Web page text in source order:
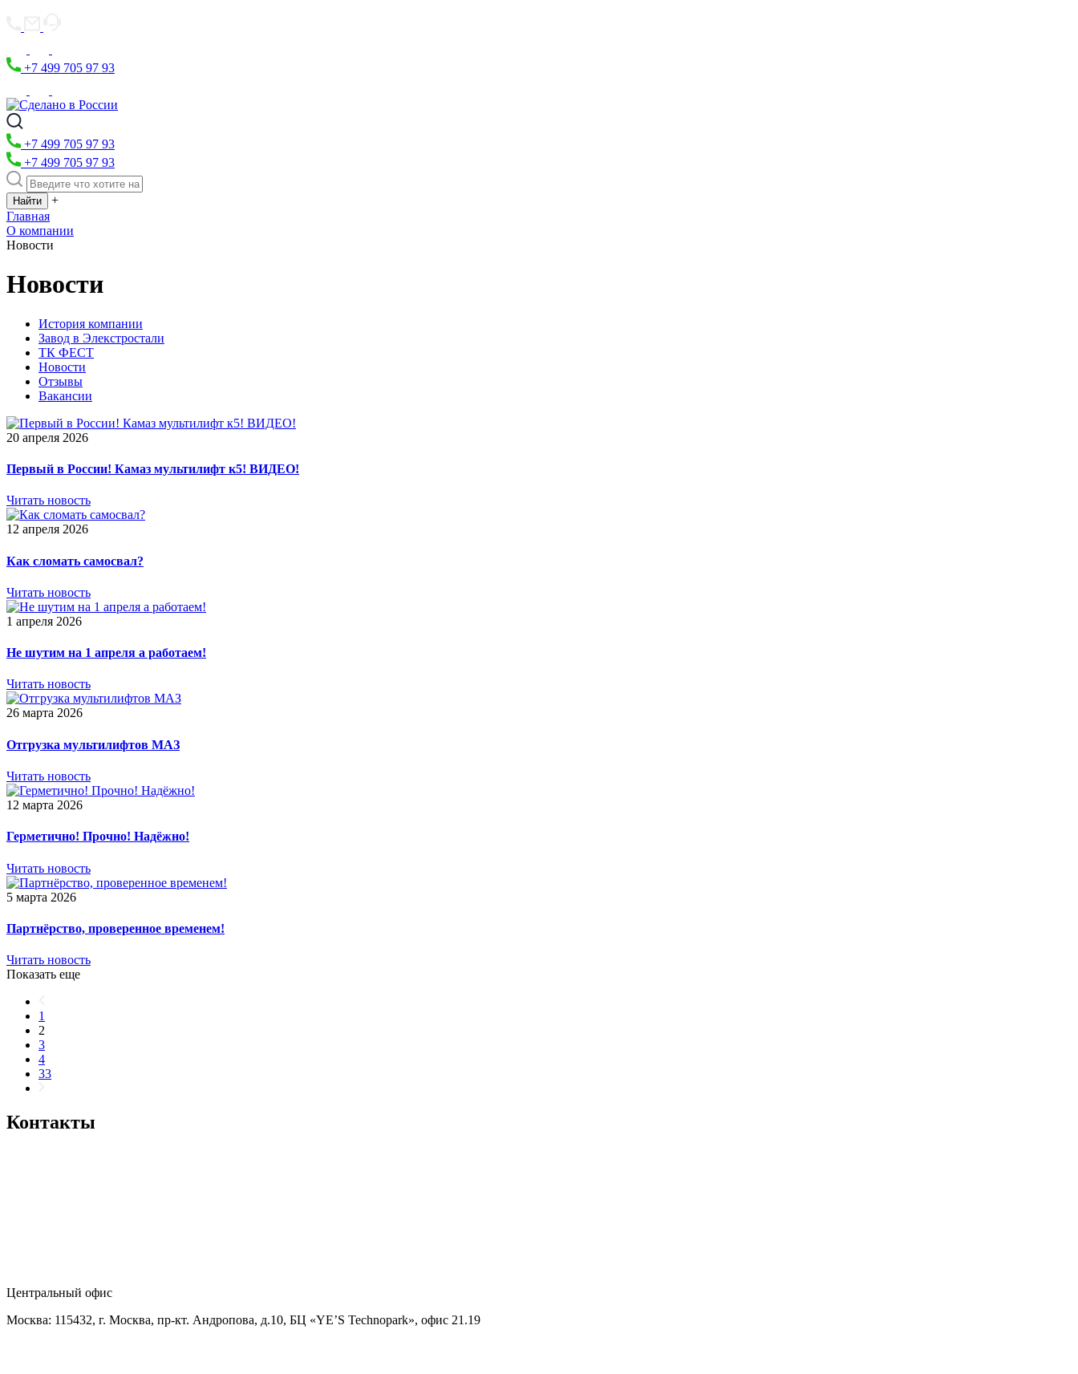
+7 499 705 97 93
+7 499 705 97 93
+7 499 705 97 93
+
Главная
О компании
Новости
Новости
История компании
Завод в Элекстростали
ТК ФЕСТ
Новости
Отзывы
Вакансии
20 апреля 2026
Первый в России! Камаз мультилифт к5! ВИДЕО!
Читать новость
12 апреля 2026
Как сломать самосвал?
Читать новость
1 апреля 2026
Не шутим на 1 апреля а работаем!
Читать новость
26 марта 2026
Отгрузка мультилифтов МАЗ
Читать новость
12 марта 2026
Герметично! Прочно! Надёжно!
Читать новость
5 марта 2026
Партнёрство, проверенное временем!
Читать новость
Показать еще
1
2
3
4
33
Контакты
Центральный офис
Москва: 115432, г. Москва, пр-кт. Андропова, д.10, БЦ «YE’S Technopark», офис 21.19